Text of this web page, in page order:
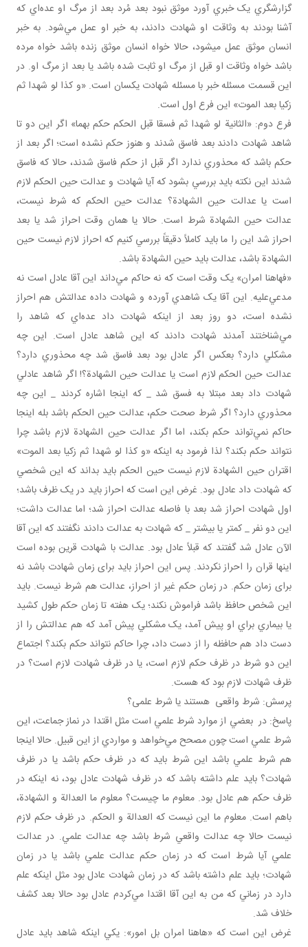
گزارشگري يک خبري آورد موثق نبود بعد مُرد بعد از مرگ او عده‌اي که
آشنا بودند به وثاقت او شهادت دادند، به خبر او عمل مي‌شود. به خبر
انسان موثق عمل می­شود، حالا خواه انسان موثق زنده باشد خواه مرده
باشد خواه وثاقت او قبل از مرگ او ثابت شده باشد يا بعد از مرگ او. در
اين قسمت مسئله خبر با مسئله شهادت يکسان است. «و کذا لو شهدا ثم
زکيا بعد الموت» اين فرع اول است.
فرع دوم: «الثانية لو شهدا ثم فسقا قبل الحكم حكم بهما» اگر اين دو تا
شاهد شهادت دادند بعد فاسق شدند و هنوز حکم نشده است؛ اگر بعد از
حکم باشد که محذوري ندارد اگر قبل از حکم فاسق شدند، حالا که فاسق
شدند اين نکته بايد بررسي بشود که آيا شهادت و عدالت حين الحکم لازم
است يا عدالت حين الشهادة؟ عدالت حين الحکم که شرط نيست،
عدالت حين الشهادة شرط است. حالا يا همان وقت احراز شد يا بعد
احراز شد اين را ما بايد کاملاً دقيقاً بررسي کنيم که احراز لازم نيست حين
الشهادة باشد، عدالت بايد حين الشهادة باشد.
«فهاهنا امران» يک وقت است که نه حاکم مي‌داند اين آقا عادل است نه
مدعي‌عليه. اين آقا يک شاهدي آورده و شهادت داده عدالتش هم احراز
نشده است، دو روز بعد از اينکه شهادت داد عده‌اي که شاهد را
مي‌شناختند آمدند شهادت دادند که اين شاهد عادل است. اين چه
مشکلي دارد؟ بعکس اگر عادل بود بعد فاسق شد چه محذوري دارد؟
عدالت حين الحکم لازم است يا عدالت حين الشهادة؟! اگر شاهد عادلي
شهادت داد بعد مبتلا به فسق شد _ که اينجا اشاره کردند _ اين چه
محذوري دارد؟ اگر شرط صحت حکم، عدالت حين الحکم باشد بله اينجا
حاکم نمي‌تواند حکم بکند، اما اگر عدالت حين الشهادة لازم باشد چرا
نتواند حکم بکند؟ لذا فرمود به اينکه «و کذا لو شهدا ثم زکيا بعد الموت»
اقتران حين الشهادة لازم نيست حين الحکم بايد بداند که اين شخصي
که شهادت داد عادل بود. غرض اين است که احراز بايد در يک ظرف باشد؛
اول شهادت احراز شد بعد با فاصله عدالت احراز شد؛ اما عدالت داشت؛
اين دو نفر _ کمتر يا بيشتر _ که شهادت به عدالت دادند نگفتند که اين آقا
الآن عادل شد گفتند که قبلاً عادل بود. عدالت با شهادت قرين بوده است
اينها قران را احراز نکردند. پس اين احراز بايد برای زمان شهادت باشد نه
برای زمان حکم. در زمان حکم غير از احراز، عدالت هم شرط نيست. بايد
اين شخص حافظ باشد فراموش نکند؛ يک هفته تا زمان حکم طول کشيد
يا بيماري براي او پيش آمد، يک مشکلي پيش آمد که هم عدالتش را از
دست داد هم حافظه را از دست داد، چرا حاکم نتواند حکم بکند؟ اجتماع
اين دو شرط در ظرف حکم لازم است، يا در ظرف شهادت لازم است؟ در
ظرف شهادت لازم بود که هست.
پرسش: شرط واقعی هستند يا شرط علمی؟
پاسخ: در بعضي از موارد شرط علمي است مثل اقتدا در نماز جماعت، اين
شرط علمي است چون مصحح مي‌خواهد و مواردي از اين قبيل. حالا اينجا
هم شرط علمي باشد اين شرط بايد که در ظرف حکم باشد يا در ظرف
شهادت؟ بايد علم داشته باشد که در ظرف شهادت عادل بود، نه اينکه در
ظرف حکم هم عادل بود. معلوم ما چيست؟ معلوم ما العدالة و الشهادة،
باهم است. معلوم ما اين نيست که العدالة و الحکم. در ظرف حکم لازم
نيست حالا چه عدالت واقعي شرط باشد چه عدالت علمي. در عدالت
علمي آيا شرط است که در زمان حکم عدالت علمي باشد يا در زمان
شهادت؛ بايد علم داشته باشد که در زمان شهادت عادل بود مثل اينکه علم
دارد در زماني که من به اين آقا اقتدا مي‌کردم عادل بود حالا بعد کشف
خلاف شد.
غرض اين است که «هاهنا امران بل امور»: يکي اينکه شاهد بايد عادل